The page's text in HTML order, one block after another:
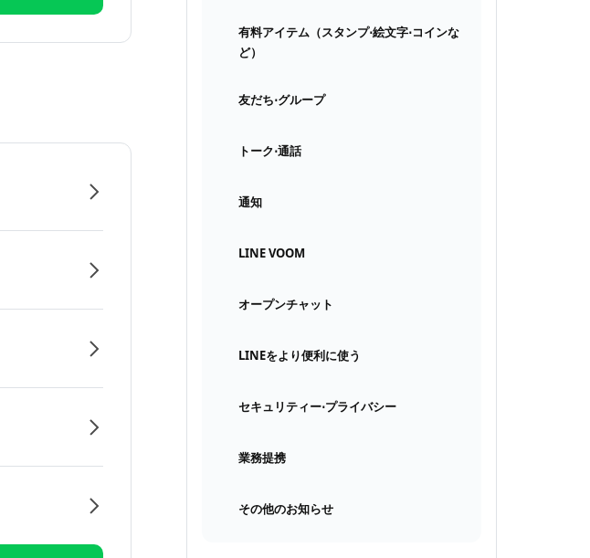
有料アイテム（スタンプ⋅絵文字⋅コインな
ど）
友だち⋅グループ
トーク⋅通話
通知
LINE VOOM
オープンチャット
LINEをより便利に使う
セキュリティー⋅プライバシー
業務提携
その他のお知らせ